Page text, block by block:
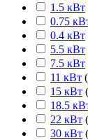
1.5 кВт
0.75
0.4 кВт
5.5 кВт
7.5 кВт
11 кВт (
15 кВт (
18.5
22 кВт (
30 кВт (